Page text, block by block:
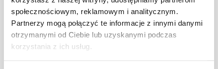
społecznościowym, reklamowym i analitycznym.
Partnerzy mogą połączyć te informacje z innymi danymi
otrzymanymi od Ciebie lub uzyskanymi podczas
korzystania z ich usług.
Kominek
Virtum 125
dachówka - 01
brązowy
szt